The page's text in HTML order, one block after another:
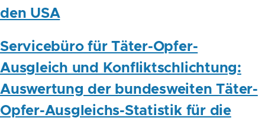
den USA
Servicebüro für Täter-Opfer-
Ausgleich und Konfliktschlichtung:
Auswertung der bundesweiten Täter-
Opfer-Ausgleichs-Statistik für die